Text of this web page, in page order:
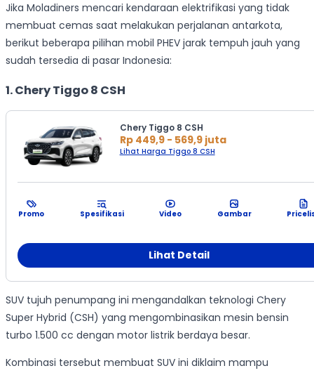
Jika Moladiners mencari kendaraan elektrifikasi yang tidak
membuat cemas saat melakukan perjalanan antarkota,
berikut beberapa pilihan mobil PHEV jarak tempuh jauh yang
sudah tersedia di pasar Indonesia:
1. Chery Tiggo 8 CSH
Chery Tiggo 8 CSH
Rp 449,9 - 569,9 juta
Lihat Harga Tiggo 8 CSH
Promo Spesifikasi Video Gambar
Lihat Detail
SUV tujuh penumpang ini mengandalkan teknologi Chery
Super Hybrid (CSH) yang mengombinasikan mesin bensin
turbo 1.500 cc dengan motor listrik berdaya besar.
Kombinasi tersebut membuat SUV ini diklaim mampu